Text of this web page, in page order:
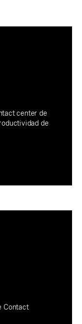
center de
de
Contact